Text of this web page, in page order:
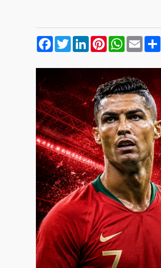
Facebook
TwitterLinkedInPinterestWhatsApp
Email